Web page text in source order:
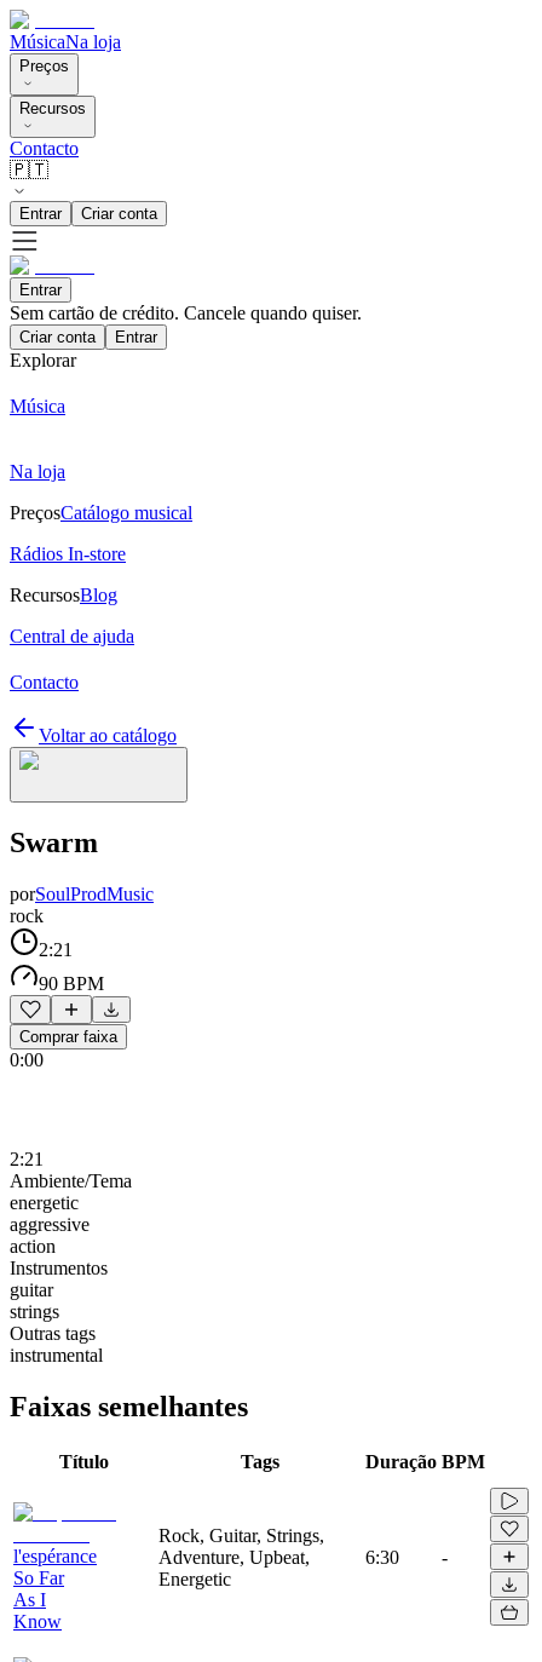
MúsicaNa loja
Preços
Recursos
Contacto
🇵🇹
Entrar Criar conta
Entrar
Sem cartão de crédito. Cancele quando quiser.
Criar conta Entrar
Explorar
Música
Na loja
PreçosCatálogo musical
Rádios In-store
RecursosBlog
Central de ajuda
Contacto
Voltar ao catálogo
Swarm
porSoulProdMusic
rock
2:21
90 BPM
Comprar faixa
0:00
2:21
Ambiente/Tema
energetic
aggressive
action
Instrumentos
guitar
strings
Outras tags
instrumental
Faixas semelhantes
Título Tags Duração BPM
l'espérance
So Far
As I
Know
Rock, Guitar, Strings,
Adventure, Upbeat,
Energetic
6:30 -